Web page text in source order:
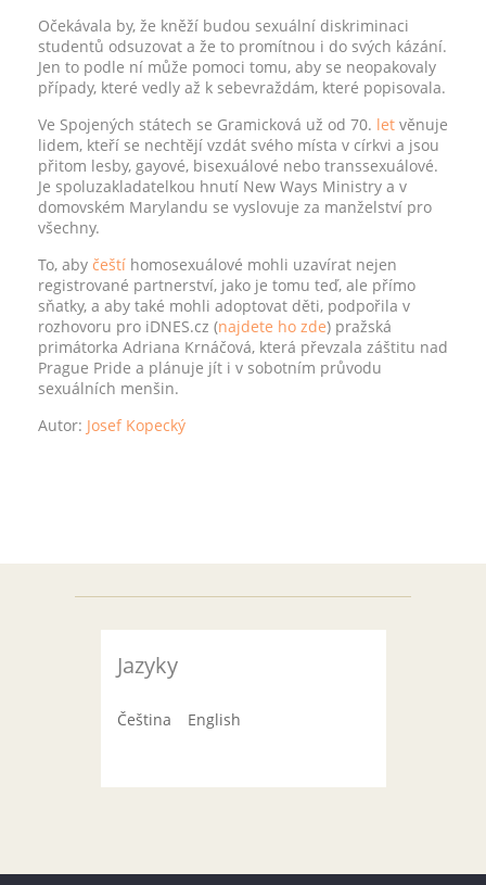
Očekávala by, že kněží budou sexuální diskriminaci
studentů odsuzovat a že to promítnou i do svých kázání.
Jen to podle ní může pomoci tomu, aby se neopakovaly
případy, které vedly až k sebevraždám, které popisovala.
Ve Spojených státech se Gramicková už od 70. let věnuje
lidem, kteří se nechtějí vzdát svého místa v církvi a jsou
přitom lesby, gayové, bisexuálové nebo transsexuálové.
Je spoluzakladatelkou hnutí New Ways Ministry a v
domovském Marylandu se vyslovuje za manželství pro
všechny.
To, aby čeští homosexuálové mohli uzavírat nejen
registrované partnerství, jako je tomu teď, ale přímo
sňatky, a aby také mohli adoptovat děti, podpořila v
rozhovoru pro iDNES.cz (najdete ho zde) pražská
primátorka Adriana Krnáčová, která převzala záštitu nad
Prague Pride a plánuje jít i v sobotním průvodu
sexuálních menšin.
Autor: Josef Kopecký
Jazyky
Čeština English